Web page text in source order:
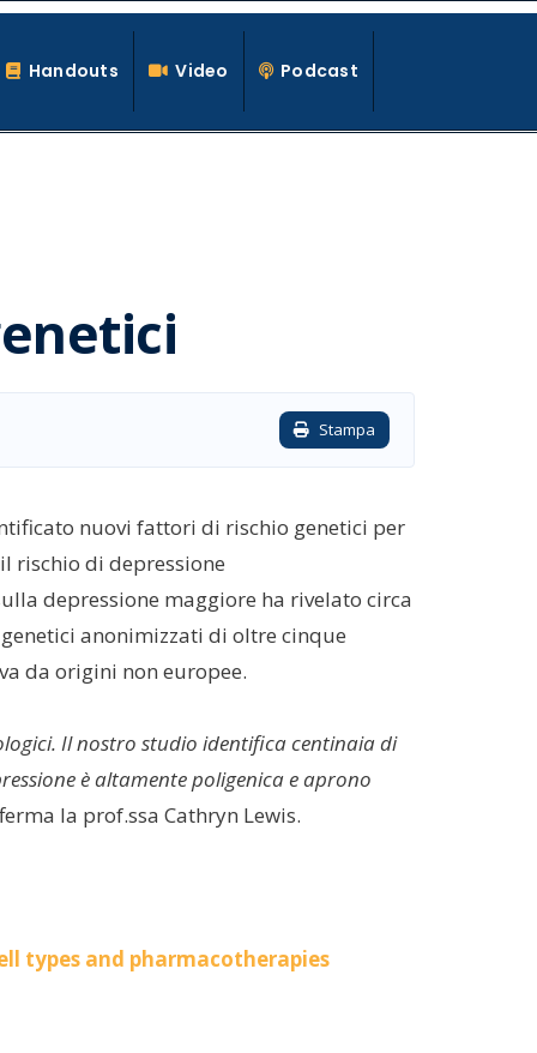
Handouts Video Podcast
Stampa
nuovi fattori di rischio genetici per
rischio di depressione
depressione maggiore ha rivelato circa
anonimizzati di oltre cinque
da origini non europee.
Il nostro studio identifica centinaia di
è altamente poligenica e aprono
la prof.ssa Cathryn Lewis.
types and pharmacotherapies